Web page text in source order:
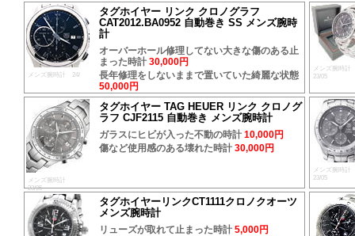
メンズ腕時計 24/
タグホイヤー リンク クロノグラフ
CAT2012.BA0952 自動巻き SS メンズ腕時
計
オーバーホール修理してない大きな傷のある止
まった時計 30,000円
長年修理をしないままで置いていた綺麗な状態
50,000円
メンズ腕
23/05
メンズ腕時計
23/05
タグホイヤー TAG HEUER リンク クロノグ
ラフ CJF2115 自動巻き メンズ腕時計
ガラスにヒビが入った不動の時計 10,000円
傷など使用感のある壊れた時計 30,000円
メンズ腕
23/05
タグホイヤーリンクCT1111クロノクオーツ
メンズ腕時計
リューズが取れて止まった時計 5,000円